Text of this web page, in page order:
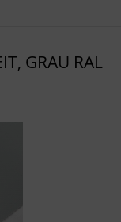
GRAU RAL